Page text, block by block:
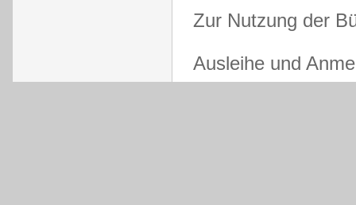
Zur Nutzung der
Ausleihe und